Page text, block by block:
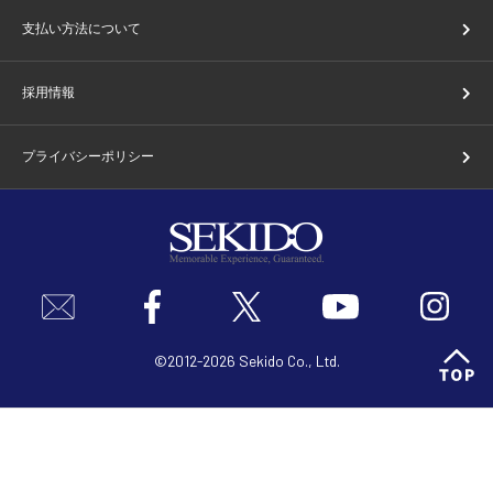
支払い方法について
採用情報
プライバシーポリシー
©2012-2026 Sekido Co., Ltd.